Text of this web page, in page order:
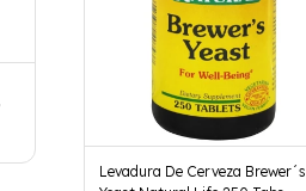
Levadura De Cerveza Brewer´s